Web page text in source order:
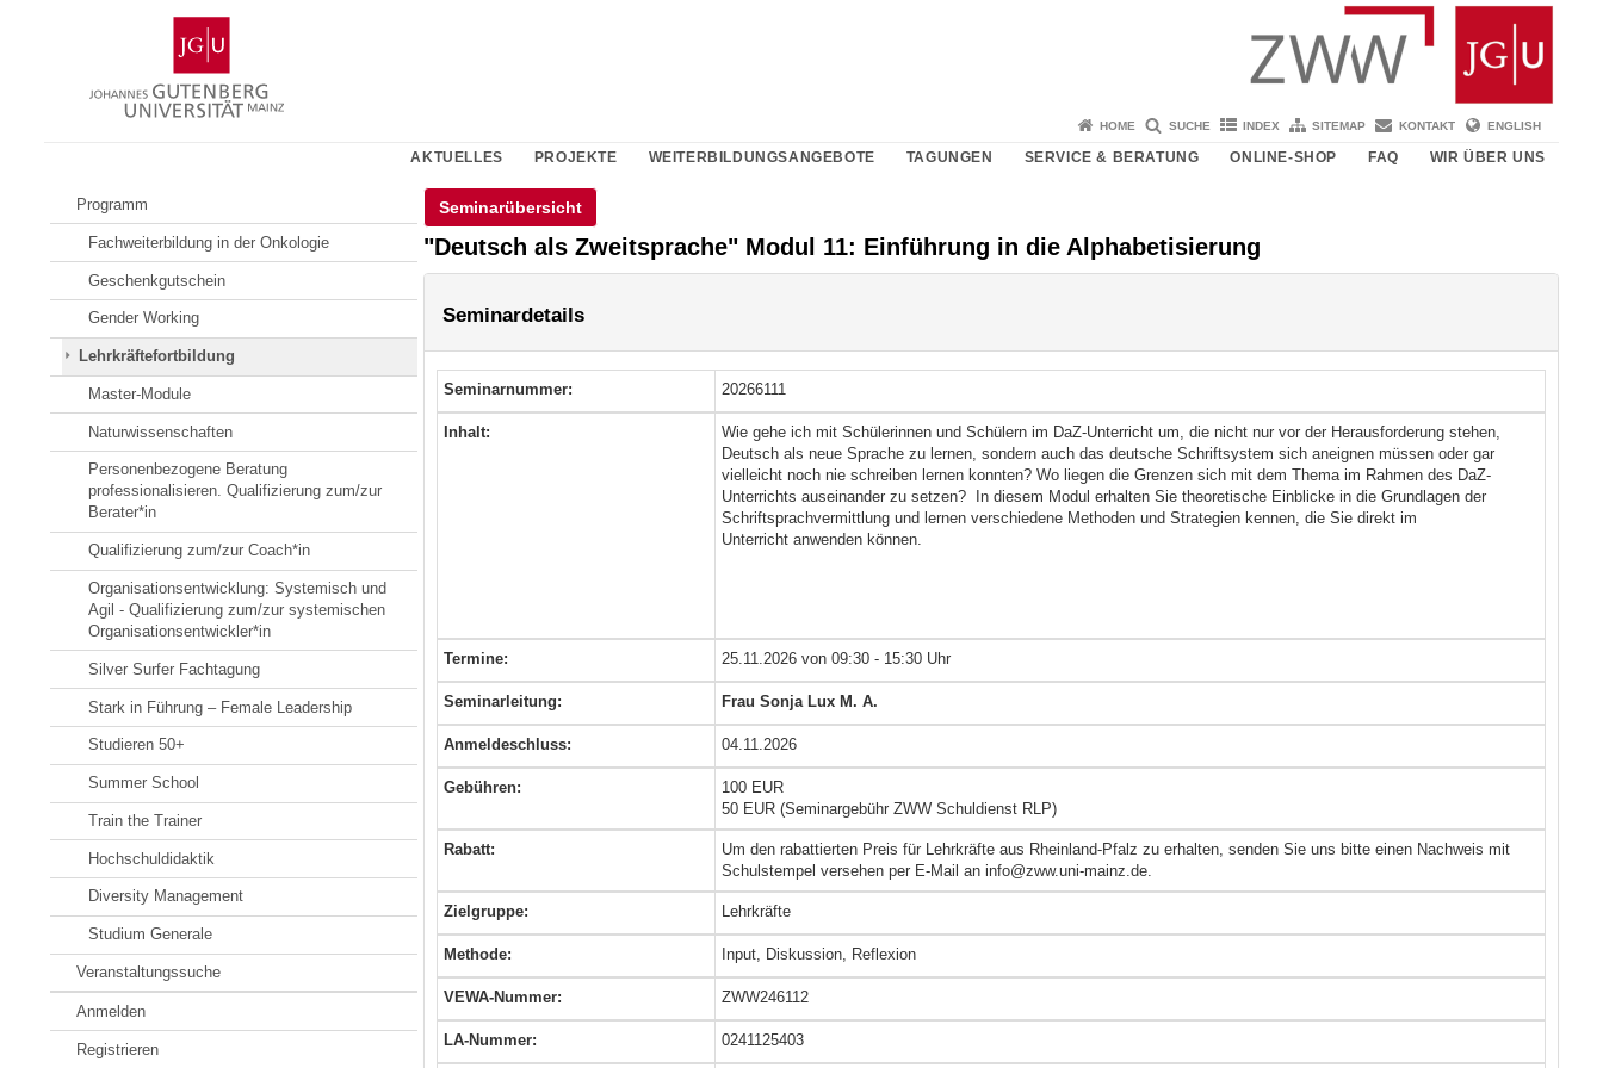
Gutenberg-
Universität
Mainz
HOME SUCHE INDEX SITEMAP KONTAKT ENGLISH
AKTUELLES PROJEKTE WEITERBILDUNGSANGEBOTE TAGUNGEN SERVICE & BERATUNG ONLINE-SHOP FAQ WIR ÜBER UNS
Programm
Fachweiterbildung in der Onkologie
Geschenkgutschein
Gender Working
Lehrkräftefortbildung
Master-Module
Naturwissenschaften
Personenbezogene Beratung
professionalisieren. Qualifizierung zum/zur
Berater*in
Qualifizierung zum/zur Coach*in
Organisationsentwicklung: Systemisch und
Agil - Qualifizierung zum/zur systemischen
Organisationsentwickler*in
Silver Surfer Fachtagung
Stark in Führung – Female Leadership
Studieren 50+
Summer School
Train the Trainer
Hochschuldidaktik
Diversity Management
Studium Generale
Veranstaltungssuche
Anmelden
Registrieren
Seminarübersicht
"Deutsch als Zweitsprache" Modul 11: Einführung in die Alphabetisierung
Seminardetails
Seminarnummer: 20266111
Inhalt:
Wie gehe ich mit Schülerinnen und Schülern im DaZ-Unterricht um, die nicht nur vor der Herausforderung stehen,
Deutsch als neue Sprache zu lernen, sondern auch das deutsche Schriftsystem sich aneignen müssen oder gar
vielleicht noch nie schreiben lernen konnten? Wo liegen die Grenzen sich mit dem Thema im Rahmen des DaZ-
Unterrichts auseinander zu setzen? In diesem Modul erhalten Sie theoretische Einblicke in die Grundlagen der
Schriftsprachvermittlung und lernen verschiedene Methoden und Strategien kennen, die Sie direkt im
Unterricht anwenden können.
Termine: 25.11.2026 von 09:30 - 15:30 Uhr
Seminarleitung: Frau Sonja Lux M. A.
Anmeldeschluss: 04.11.2026
Gebühren:
100 EUR
50 EUR (Seminargebühr ZWW Schuldienst RLP)
Rabatt:
Um den rabattierten Preis für Lehrkräfte aus Rheinland-Pfalz zu erhalten, senden Sie uns bitte einen Nachweis mit
Schulstempel versehen per E-Mail an info@zww.uni-mainz.de.
Zielgruppe: Lehrkräfte
Methode: Input, Diskussion, Reflexion
VEWA-Nummer: ZWW246112
LA-Nummer: 0241125403